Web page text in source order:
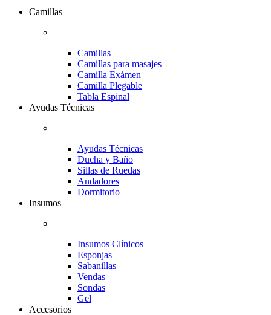
Camillas
Camillas
Camillas para masajes
Camilla Exámen
Camilla Plegable
Tabla Espinal
Ayudas Técnicas
Ayudas Técnicas
Ducha y Baño
Sillas de Ruedas
Andadores
Dormitorio
Insumos
Insumos Clínicos
Esponjas
Sabanillas
Vendas
Sondas
Gel
Accesorios